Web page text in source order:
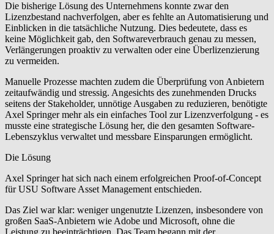
Die bisherige Lösung des Unternehmens konnte zwar den
Lizenzbestand nachverfolgen, aber es fehlte an Automatisierung und
Einblicken in die tatsächliche Nutzung. Dies bedeutete, dass es
keine Möglichkeit gab, den Softwareverbrauch genau zu messen,
Verlängerungen proaktiv zu verwalten oder eine Überlizenzierung
zu vermeiden.
Manuelle Prozesse machten zudem die Überprüfung von Anbietern
zeitaufwändig und stressig. Angesichts des zunehmenden Drucks
seitens der Stakeholder, unnötige Ausgaben zu reduzieren, benötigte
Axel Springer mehr als ein einfaches Tool zur Lizenzverfolgung - es
musste eine strategische Lösung her, die den gesamten Software-
Lebenszyklus verwaltet und messbare Einsparungen ermöglicht.
Die Lösung
Axel Springer hat sich nach einem erfolgreichen Proof-of-Concept
für USU Software Asset Management entschieden.
Das Ziel war klar: weniger ungenutzte Lizenzen, insbesondere von
großen SaaS-Anbietern wie Adobe und Microsoft, ohne die